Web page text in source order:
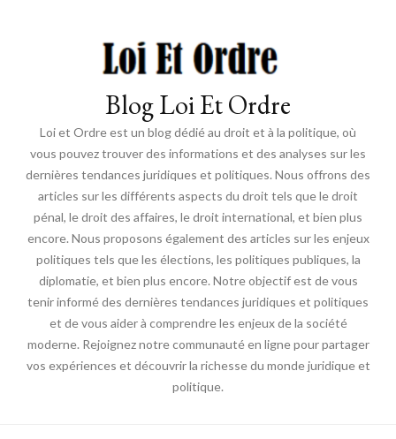
Blog Loi Et Ordre
Loi et Ordre est un blog dédié au droit et à la politique, où
vous pouvez trouver des informations et des analyses sur les
dernières tendances juridiques et politiques. Nous offrons des
articles sur les différents aspects du droit tels que le droit
pénal, le droit des affaires, le droit international, et bien plus
encore. Nous proposons également des articles sur les enjeux
politiques tels que les élections, les politiques publiques, la
diplomatie, et bien plus encore. Notre objectif est de vous
tenir informé des dernières tendances juridiques et politiques
et de vous aider à comprendre les enjeux de la société
moderne. Rejoignez notre communauté en ligne pour partager
vos expériences et découvrir la richesse du monde juridique et
politique.